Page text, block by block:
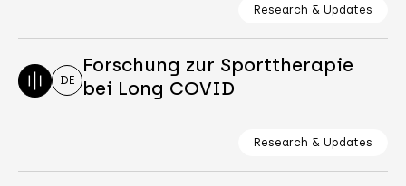
Research & Updates
DE
Forschung zur Sporttherapie
bei Long COVID
Research & Updates